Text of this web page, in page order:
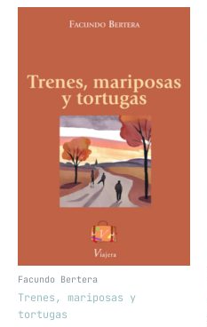
Facundo Bertera
Trenes, mariposas y
tortugas